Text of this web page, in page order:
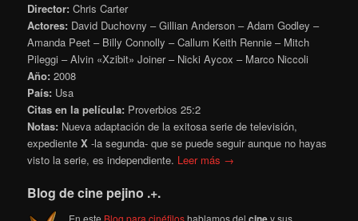
Director: Chris Carter
Actores: David Duchovny – Gillian Anderson – Adam Godley –
Amanda Peet – Billy Connolly – Callum Keith Rennie – Mitch
Pileggi – Alvin «Xzibit» Joiner – Nicki Aycox – Marco Niccoli
Año: 2008
País: Usa
Citas en la película: Proverbios 25:2
Notas: Nueva adaptación de la exitosa serie de televisión,
expediente X -la segunda- que se puede seguir aunque no hayas
visto la serie, es independiente. Leer más →
Blog de cine pejino .+.